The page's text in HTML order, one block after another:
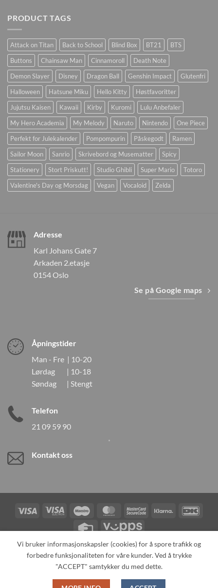
PRODUCT TAGS
Attack on Titan Back to School Blind Box BT21
BTS
Buttons
Chainsaw Man Cinnamoroll
Death Note
Demon Slayer
Disney Dragon Ball Genshin Impact
Glutenfri
Halloween
Hatsune Miku Hello Kitty
Høstfavoritter
Jujutsu Kaisen
Kawaii Kirby Kuromi
Lulu Anbefaler
My Hero Academia
My Melody Naruto Nintendo
One Piece
Perfekt for Julekalender
Pompompurin Påskegodt
Ramen
Sailor Moon
Sanrio Skrivebord og Musematter
Spicy
Stationery
Stort Priskutt! Studio Ghibli Super Mario
Totoro
Valentine's Day og Morsdag
Vegan Vocaloid Zelda
Adresse
Karl Johans Gate 7
Arkaden 2.etasje
0154 Oslo
Se på Google maps
Åpningstider
Man - Fre | 10-20
Lørdag | 10-18
Søndag | Stengt
Telefon
21 09 59 90
Kontakt oss
Visa
Visa
Electron
Maestro MasterCardMasterCardKlarna
Credit
Vipps
TILBAKEKALLINGER KONTAKT OSS
OM OSS
SPESIALBESTILLING
MIN KONTO ALL PRODUCTS
Copyright 2026 ©Neo Tokyo by Neo Tokyo Norway AS -With Love
Vi bruker informasjonskapsler (cookies) for å spore trafikk og
forbedre funksjonaliteten for våre kunder. Ved å trykke
"ACCEPT" samtykker du med dette.